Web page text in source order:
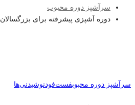
سرآشپز دوره محبوب
دوره آشپزی پیشرفته برای بزرگسالان
سرآشپز دوره محبوبفست‌فودنوشیدنی‌ها